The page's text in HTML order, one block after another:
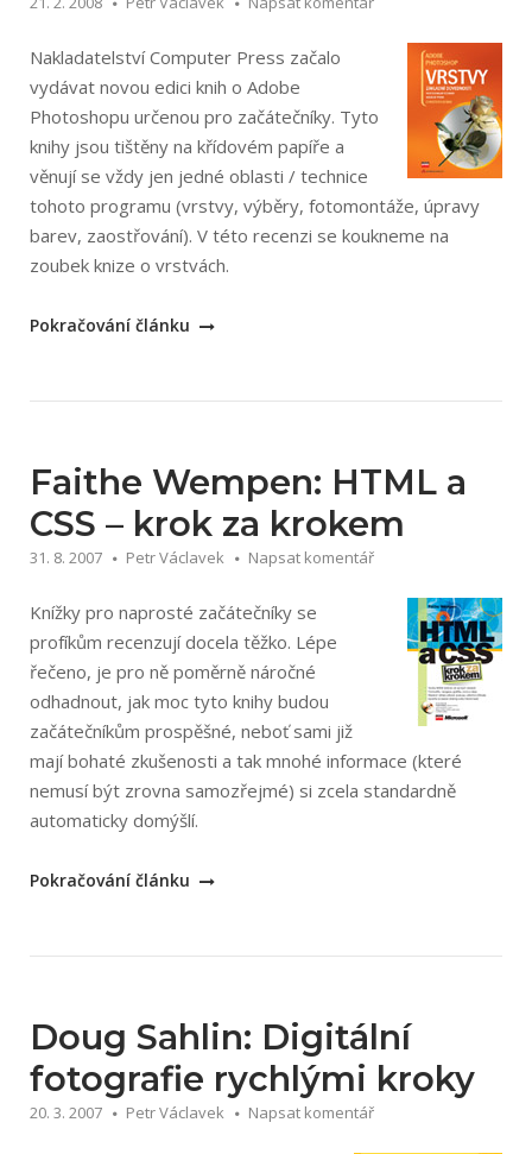
Nakladatelství Computer Press začalo
vydávat novou edici knih o Adobe
Photoshopu určenou pro začátečníky. Tyto
knihy jsou tištěny na křídovém papíře a
věnují se vždy jen jedné oblasti / technice
tohoto programu (vrstvy, výběry, fotomontáže, úpravy
barev, zaostřování). V této recenzi se koukneme na
zoubek knize o vrstvách.
„Christopher
Vrstvy
Základní
dovednosti“
Pokračování článku
Faithe Wempen: HTML a
CSS – krok za krokem
31. 8. 2007 Petr Václavek Napsat komentář
Knížky pro naprosté začátečníky se
profíkům recenzují docela těžko. Lépe
řečeno, je pro ně poměrně náročné
odhadnout, jak moc tyto knihy budou
začátečníkům prospěšné, neboť sami již
mají bohaté zkušenosti a tak mnohé informace (které
nemusí být zrovna samozřejmé) si zcela standardně
automaticky domýšlí.
„Faithe
–
krok
za
krokem“
Pokračování článku
Doug Sahlin: Digitální
fotografie rychlými kroky
20. 3. 2007 Petr Václavek Napsat komentář